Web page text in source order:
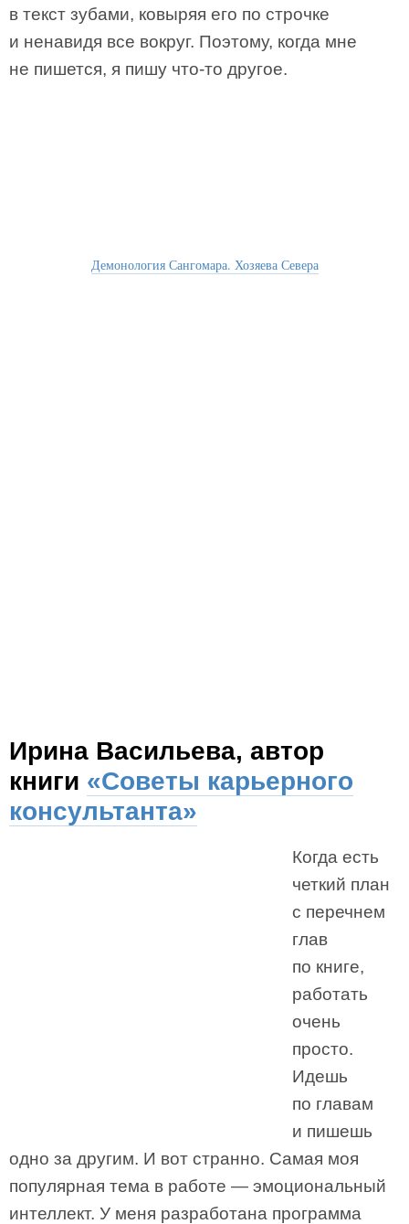
в текст зубами, ковыряя его по строчке
и ненавидя все вокруг. Поэтому, когда мне
не пишется, я пишу что-то другое.
Демонология Сангомара. Хозяева Севера
Ирина Васильева, автор
книги «Советы карьерного
консультанта»
Когда есть
четкий план
с перечнем
глав
по книге,
работать
очень
просто.
Идешь
по главам
и пишешь
одно за другим. И вот странно. Самая моя
популярная тема в работе — эмоциональный
интеллект. У меня разработана программа